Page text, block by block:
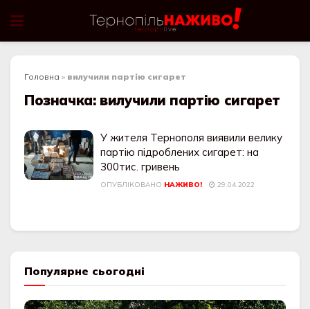
Головна » вилучили партію сигарет
Позначка: вилучили партію сигарет
У жителя Тернополя виявили велику
партію підроблених сигарет: на
300тис. гривень
ОПУБЛІКОВАНО НАЖИВО! 29.04.2022
Популярне сьогодні